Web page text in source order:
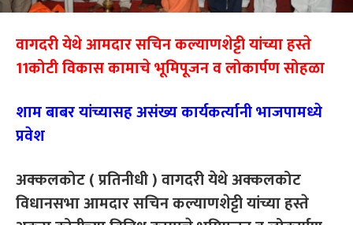
वागदरी येथे आमदार सचिन कल्याणशेट्टी यांच्या हस्ते
11कोटी विकास कामाचे भूमिपूजन व लोकार्पण सोहळा
शाम बाबर यांच्यासह असंख्य कार्यकर्त्यानी भाजपामध्ये
प्रवेश
अक्कलकोट ( प्रतिनीधी ) वागदरी येथे अक्कलकोट
विधानसभा आमदार सचिन कल्याणशेट्टी यांच्या हस्ते